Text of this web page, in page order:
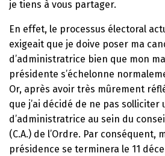
je tiens à vous partager.
En effet, le processus électoral
exigeait que je doive poser ma
d’administratrice bien que mon
présidente s’échelonne
Or, après avoir très mûrement
que j’ai décidé de ne pas solliciter
d’administratrice au sein du
(C.A.) de l’Ordre. Par conséquent,
présidence se terminera le 11